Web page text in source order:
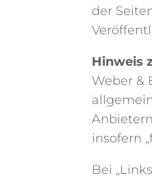
der
Hinweis
Weber &
insofern
Bei